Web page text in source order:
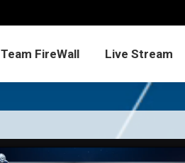
Team FireWall Live Stream